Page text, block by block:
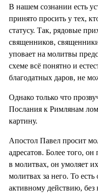
В нашем сознании есть
принято просить у тех,
статусу. Так, рядовые
священников,
уповает на молитвы
схеме всё понятно и
благодатных даров, не
Однако только что
Послания к Римлянам
картину.
Апостол Павел просит
адресатов. Более того,
в молитвах, он умоляет
молитвах за него. То
активному действию, без